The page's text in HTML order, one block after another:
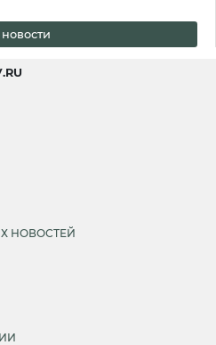
новости
НОВОСТЕЙ